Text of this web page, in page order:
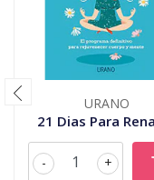
URANO
21 Dias Para
+
-